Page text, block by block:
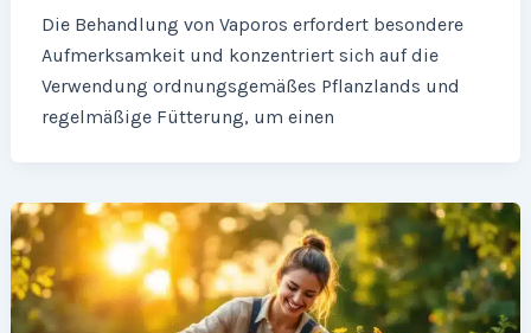
Die Behandlung von Vaporos erfordert besondere
Aufmerksamkeit und konzentriert sich auf die
Verwendung ordnungsgemäßes Pflanzlands und
regelmäßige Fütterung, um einen